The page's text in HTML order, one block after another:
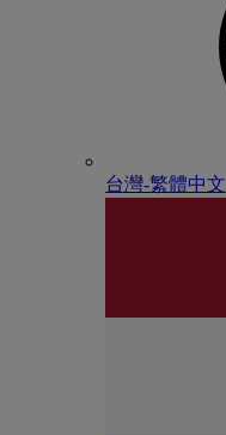
台灣-繁體中文